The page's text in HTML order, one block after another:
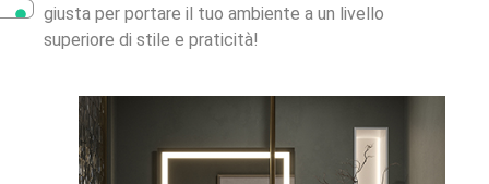
giusta per portare il tuo ambiente a un livello
superiore di stile e praticità!